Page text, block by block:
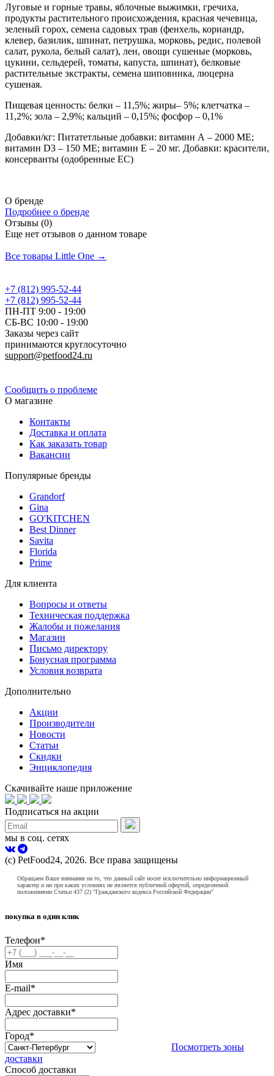
Луговые и горные травы, яблочные выжимки, гречиха,
продукты растительного происхождения, красная чечевица,
зеленый горох, семена садовых трав (фенхель, кориандр,
клевер, базилик, шпинат, петрушка, морковь, редис, полевой
салат, рукола, белый салат), лен, овощи сушеные (морковь,
цукини, сельдерей, томаты, капуста, шпинат), белковые
растительные экстракты, семена шиповника, люцерна
сушеная.
Пищевая ценность: белки – 11,5%; жиры– 5%; клетчатка –
11,2%; зола – 2,9%; кальций – 0,15%; фосфор – 0,1%
Добавки/кг: Питатетльные добавки: витамин А – 2000 МЕ;
витамин D3 – 150 МЕ; витамин Е – 20 мг. Добавки: красители,
консерванты (одобренные ЕС)
О бренде
Подробнее о бренде
Отзывы (0)
Еще нет отзывов о данном товаре
Все товары Little One →
+7 (812) 995-52-44
+7 (812) 995-52-44
ПН-ПТ 9:00 - 19:00
СБ-ВС 10:00 - 19:00
Заказы через сайт
принимаются круглосуточно
support@petfood24.ru
Сообщить о проблеме
О магазине
Контакты
Доставка и оплата
Как заказать товар
Вакансии
Популярные бренды
Grandorf
Gina
GO'KITCHEN
Best Dinner
Savita
Florida
Prime
Для клиента
Вопросы и ответы
Техническая поддержка
Жалобы и пожелания
Магазин
Письмо директору
Бонусная программа
Условия возврата
Дополнительно
Акции
Производители
Новости
Статьи
Скидки
Энциклопедия
Скачивайте наше приложение
Подписаться на акции
мы в соц. сетях
(с) PetFood24, 2026. Все права защищены
Обращаем Ваше внимание на то, что данный сайт носит исключительно информационный
характер и ни при каких условиях не является публичной офертой, определяемой
положениями Статьи 437 (2) "Гражданского кодекса Российской Федерации"
покупка в один клик
Телефон*
Имя
E-mail*
Адрес доставки*
Город*
Посмотреть зоны
доставки
Способ доставки